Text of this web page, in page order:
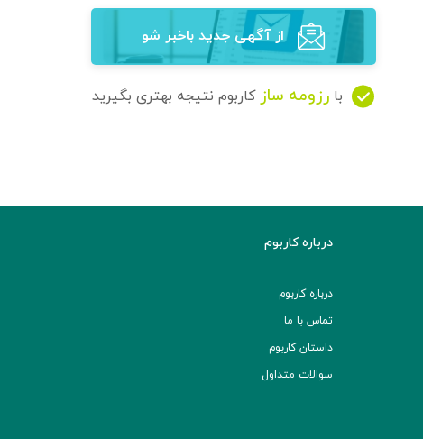
از آگهی‌ جدید باخبر شو
با رزومه ساز کاربوم نتیجه بهتری بگیرید
درباره کاربوم
درباره کاربوم
تماس با ما
داستان کاربوم
سوالات متداول